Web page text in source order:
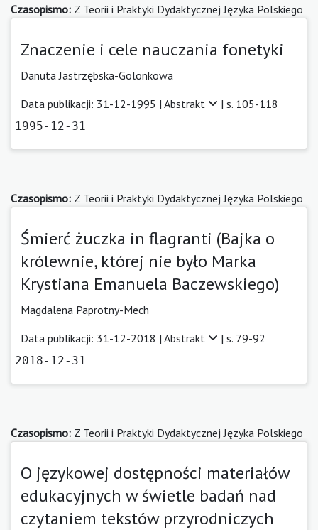
Czasopismo: Z Teorii i Praktyki Dydaktycznej Języka Polskiego
Znaczenie i cele nauczania fonetyki
Danuta Jastrzębska-Golonkowa
Data publikacji: 31-12-1995 | Abstrakt | s. 105-118
1995-12-31
Czasopismo: Z Teorii i Praktyki Dydaktycznej Języka Polskiego
Śmierć żuczka in flagranti (Bajka o
królewnie, której nie było Marka
Krystiana Emanuela Baczewskiego)
Magdalena Paprotny-Mech
Data publikacji: 31-12-2018 | Abstrakt | s. 79-92
2018-12-31
Czasopismo: Z Teorii i Praktyki Dydaktycznej Języka Polskiego
O językowej dostępności materiałów
edukacyjnych w świetle badań nad
czytaniem tekstów przyrodniczych